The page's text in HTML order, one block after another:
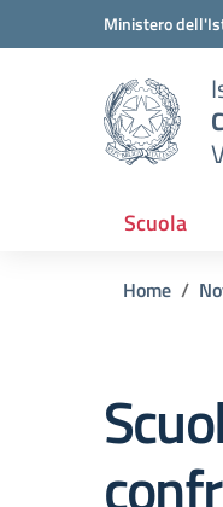
Vai ai contenuti
Vai al menu di navigazione
Ministero
Scuola
Home